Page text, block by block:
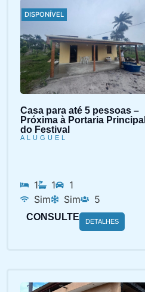
DISPONÍVEL
Casa para até 5 pessoas –
Próxima à Portaria Principal
do Festival
ALUGUEL
1 1
1
Sim
Sim 5
CONSULTE DETALHES